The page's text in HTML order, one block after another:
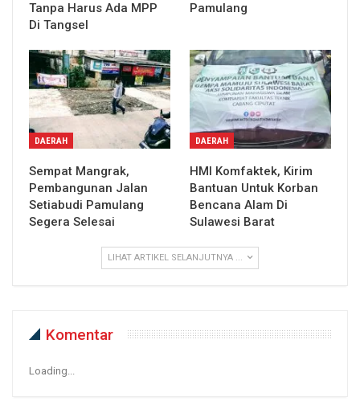
Tanpa Harus Ada MPP
Di Tangsel
Pamulang
DAERAH
Sempat Mangrak,
Pembangunan Jalan
Setiabudi Pamulang
Segera Selesai
DAERAH
HMI Komfaktek, Kirim
Bantuan Untuk Korban
Bencana Alam Di
Sulawesi Barat
LIHAT ARTIKEL SELANJUTNYA ...
Komentar
Loading...